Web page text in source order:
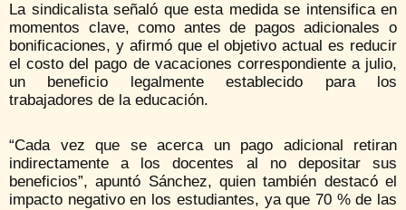
La sindicalista señaló que esta medida se intensifica en
momentos clave, como antes de pagos adicionales o
bonificaciones, y afirmó que el objetivo actual es reducir
el costo del pago de vacaciones correspondiente a julio,
un beneficio legalmente establecido para los
trabajadores de la educación.
“Cada vez que se acerca un pago adicional retiran
indirectamente a los docentes al no depositar sus
beneficios”, apuntó Sánchez, quien también destacó el
impacto negativo en los estudiantes, ya que 70 % de las